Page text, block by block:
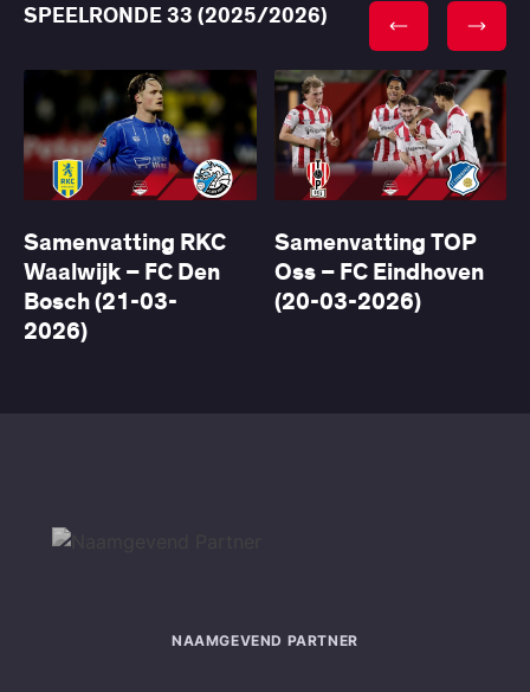
SPEELRONDE 33 (2025/2026)
Samenvatting RKC
Waalwijk – FC Den
Bosch (21-03-
2026)
Samenvatting TOP
Oss – FC Eindhoven
(20-03-2026)
NAAMGEVEND PARTNER